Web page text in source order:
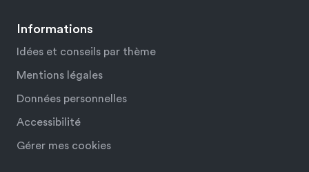
Informations
Idées et conseils par thème
Mentions légales
Données personnelles
Accessibilité
Gérer mes cookies